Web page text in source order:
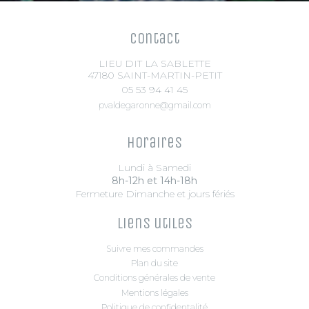
Contact
LIEU DIT LA SABLETTE
47180 SAINT-MARTIN-PETIT
05 53 94 41 45
pvaldegaronne@gmail.com
Horaires
Lundi à Samedi
8h-12h et 14h-18h
Fermeture Dimanche et jours fériés
Liens utiles
Suivre mes commandes
Plan du site
Conditions générales de vente
Mentions légales